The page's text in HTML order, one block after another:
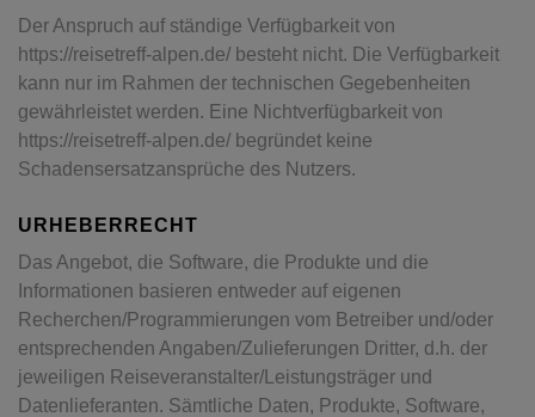
Der Anspruch auf ständige Verfügbarkeit von
https://reisetreff-alpen.de/ besteht nicht. Die Verfügbarkeit
kann nur im Rahmen der technischen Gegebenheiten
gewährleistet werden. Eine Nichtverfügbarkeit von
https://reisetreff-alpen.de/ begründet keine
Schadensersatzansprüche des Nutzers.
URHEBERRECHT
Das Angebot, die Software, die Produkte und die
Informationen basieren entweder auf eigenen
Recherchen/Programmierungen vom Betreiber und/oder
entsprechenden Angaben/Zulieferungen Dritter, d.h. der
jeweiligen Reiseveranstalter/Leistungsträger und
Datenlieferanten. Sämtliche Daten, Produkte, Software,